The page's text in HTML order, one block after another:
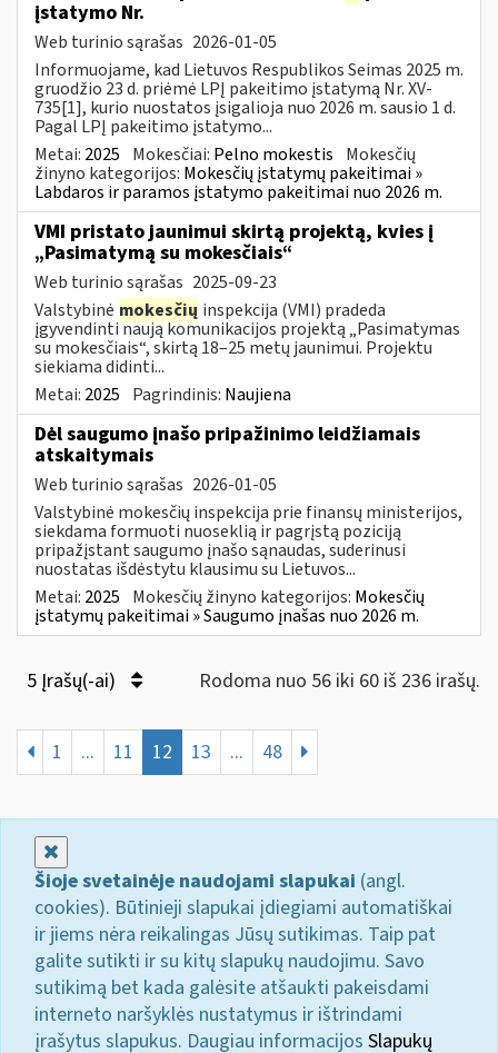
įstatymo Nr.
Web turinio sąrašas 2026-01-05
Informuojame, kad Lietuvos Respublikos Seimas 2025 m.
gruodžio 23 d. priėmė LPĮ pakeitimo įstatymą Nr. XV-
735[1], kurio nuostatos įsigalioja nuo 2026 m. sausio 1 d.
Pagal LPĮ pakeitimo įstatymo...
Metai: 2025 Mokesčiai: Pelno mokestis Mokesčių
žinyno kategorijos: Mokesčių įstatymų pakeitimai »
Labdaros ir paramos įstatymo pakeitimai nuo 2026 m.
VMI pristato jaunimui skirtą projektą, kvies į
„Pasimatymą su mokesčiais“
Web turinio sąrašas 2025-09-23
Valstybinė mokesčių inspekcija (VMI) pradeda
įgyvendinti naują komunikacijos projektą „Pasimatymas
su mokesčiais“, skirtą 18–25 metų jaunimui. Projektu
siekiama didinti...
Metai: 2025 Pagrindinis: Naujiena
Dėl saugumo įnašo pripažinimo leidžiamais
atskaitymais
Web turinio sąrašas 2026-01-05
Valstybinė mokesčių inspekcija prie finansų ministerijos,
siekdama formuoti nuoseklią ir pagrįstą poziciją
pripažįstant saugumo įnašo sąnaudas, suderinusi
nuostatas išdėstytu klausimu su Lietuvos...
Metai: 2025 Mokesčių žinyno kategorijos: Mokesčių
įstatymų pakeitimai » Saugumo įnašas nuo 2026 m.
5 Įrašų(-ai) Rodoma nuo 56 iki 60 iš 236 irašų.
1 ... 11 12 13 ... 48
Šioje svetainėje naudojami slapukai (angl.
cookies). Būtinieji slapukai įdiegiami automatiškai
ir jiems nėra reikalingas Jūsų sutikimas. Taip pat
galite sutikti ir su kitų slapukų naudojimu. Savo
sutikimą bet kada galėsite atšaukti pakeisdami
interneto naršyklės nustatymus ir ištrindami
įrašytus slapukus. Daugiau informacijos Slapukų